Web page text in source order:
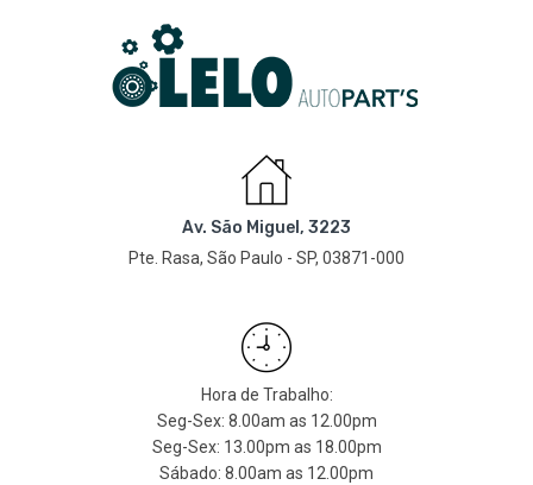
Av. São Miguel, 3223
Pte. Rasa, São Paulo - SP, 03871-000
Hora de Trabalho:
Seg-Sex: 8.00am as 12.00pm
Seg-Sex: 13.00pm as 18.00pm
Sábado: 8.00am as 12.00pm